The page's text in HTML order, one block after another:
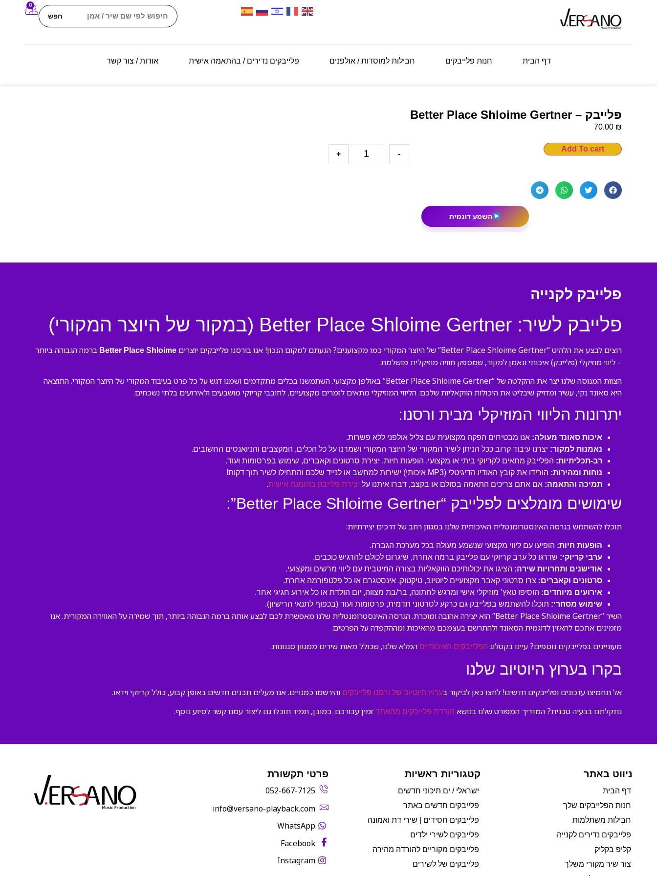
חפש
0
דף הבית חנות פלייבקים חבילות למוסדות / אולפנים פלייבקים נדירים / בהתאמה אישית אודות / צור קשר
פלייבק – Better Place Shloime Gertner
70.00 ₪
-
+
Add To cart
השמע דוגמית
פלייבק לקנייה
פלייבק לשיר: Better Place Shloime Gertner (במקור של היוצר המקורי)
רוצים לבצע את הלהיט “Better Place Shloime Gertner” של היוצר המקורי כמו מקצוענים? הגעתם למקום הנכון! אנו בורסנו פלייבקים יוצרים Better Place Shloime ברמה הגבוהה ביותר
– ליווי מוזיקלי (פלייבק) איכותי ונאמן למקור, שמספק חוויה מוזיקלית מושלמת.
הצוות המנוסה שלנו יצר את ההקלטה של “Better Place Shloime Gertner” באולפן מקצועי. השתמשנו בכלים מתקדמים ושמנו דגש על כל פרט בעיבוד המקורי של היוצר המקורי. התוצאה
היא סאונד נקי, עשיר ומדויק שיבליט את היכולות הווקאליות שלכם. הליווי המוזיקלי מתאים לזמרים מקצועיים, לחובבי קריוקי מושבעים ולאירועים בלתי נשכחים.
יתרונות הליווי המוזיקלי מבית ורסנו:
איכות סאונד מעולה: אנו מבטיחים הפקה מקצועית עם צליל אולפני ללא פשרות.
נאמנות למקור: יצרנו עיבוד קרוב ככל הניתן לשיר המקורי של היוצר המקורי ושמרנו על כל הכלים, המקצבים והניואנסים החשובים.
רב-תכליתיות: הפלייבק מתאים לקריוקי ביתי או מקצועי, הופעות חיות, יצירת סרטונים וקאברים, שימוש בפרסומות ועוד.
נוחות ומהירות: הורידו את קובץ האודיו הדיגיטלי (MP3 איכותי) ישירות למחשב או לנייד שלכם והתחילו לשיר תוך דקות!
תמיכה והתאמה: אם אתם צריכים התאמה בסולם או בקצב, דברו איתנו על יצירת פלייבק בהזמנה אישית.
שימושים מומלצים לפלייבק “Better Place Shloime Gertner”:
תוכלו להשתמש בגרסה האינסטרומנטלית האיכותית שלנו במגוון רחב של דרכים יצירתיות:
הופעות חיות: הופיעו עם ליווי מקצועי שנשמע מעולה בכל מערכת הגברה.
ערבי קריוקי: שדרגו כל ערב קריוקי עם פלייבק ברמה אחרת, שיגרום לכולם להרגיש כוכבים.
אודישנים ותחרויות שירה: הציגו את יכולותיכם הווקאליות בצורה המיטבית עם ליווי מרשים ומקצועי.
סרטונים וקאברים: צרו סרטוני קאבר מקצועיים ליוטיוב, טיקטוק, אינסטגרם או כל פלטפורמה אחרת.
אירועים מיוחדים: הוסיפו טאץ’ מוזיקלי אישי ומרגש לחתונה, בר/בת מצווה, יום הולדת או כל אירוע חגיגי אחר.
שימוש מסחרי: תוכלו להשתמש בפלייבק גם כרקע לסרטוני תדמית, פרסומות ועוד (בכפוף לתנאי הרישיון).
השיר “Better Place Shloime Gertner” הוא יצירה אהובה ומוכרת. הגרסה האינסטרומנטלית שלנו מאפשרת לכם לבצע אותה ברמה הגבוהה ביותר, תוך שמירה על האווירה המקורית. אנו
מזמינים אתכם להאזין לדוגמית הסאונד ולהתרשם בעצמכם מהאיכות ומההקפדה על הפרטים.
מעוניינים בפלייבקים נוספים? עיינו בקטלוג הפלייבקים האיכותיים המלא שלנו, שכולל מאות שירים ממגוון סגנונות.
בקרו בערוץ היוטיוב שלנו
אל תחמיצו עדכונים ופלייבקים חדשים! לחצו כאן לביקור בערוץ היוטיוב של ורסנו פלייבקים והירשמו כמנויים. אנו מעלים תכנים חדשים באופן קבוע, כולל קריוקי וידאו.
נתקלתם בבעיה טכנית? המדריך המפורט שלנו בנושא הורדת פלייבקים מהאתר זמין עבורכם. כמובן, תמיד תוכלו גם ליצור עמנו קשר לסיוע נוסף.
ניווט באתר
דף הבית
חנות הפלייבקים שלך
חבילות משתלמות
פלייבקים נדירים לקנייה
קליפ בקליק
צור שיר מקורי משלך
קטגוריות ראשיות
ישראלי / ים תיכוני חדשים
פלייבקים חדשים באתר
פלייבקים חסידים | שירי דת ואמונה
פלייבקים לשירי ילדים
פלייבקים מקוריים להורדה מהירה
פלייבקים של לשירים
פרטי תקשורת
052-667-7125
‫info@versano-playback.com‬
WhatsApp
Facebook
Instagram